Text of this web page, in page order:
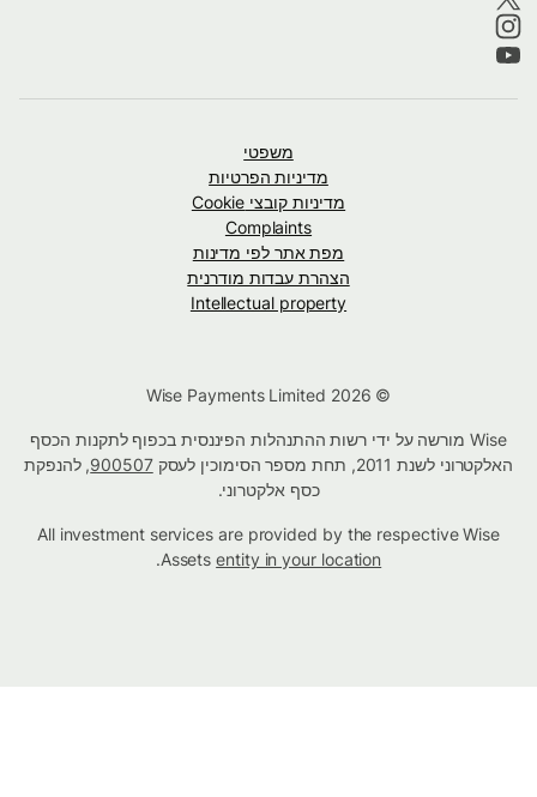
משפטי
מדיניות הפרטיות
מדיניות קובצי Cookie
Complaints
מפת אתר לפי מדינות
הצהרת עבדות מודרנית
Intellectual property
Wise מורשה על ידי רשות ההתנהלות הפיננסית בכפוף לתקנות הכסף
האלקטרוני לשנת 2011, תחת מספר הסימוכין לעסק
900507, להנפקת
כסף אלקטרוני.
All investment services are provided by the respective Wise
Assetsentity in your location
.